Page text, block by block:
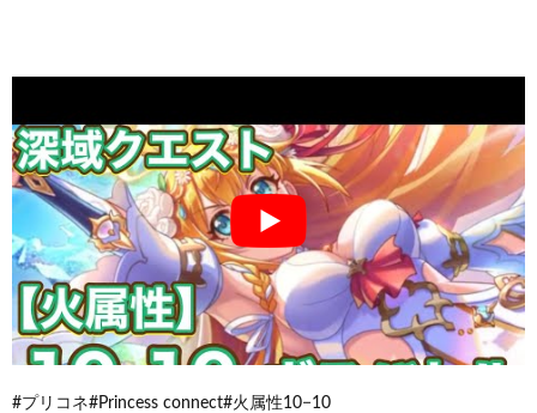
#プリコネ#Princess connect#火属性10−10